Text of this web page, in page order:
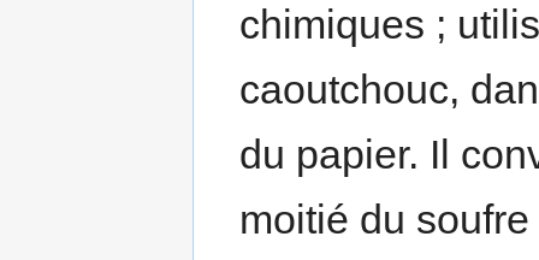
chimiques ;
caoutchouc,
du papier. Il
moitié du